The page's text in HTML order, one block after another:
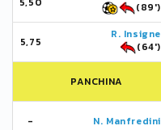
(89')
5,75
R. Insigne
(64')
PANCHINA
- N. Manfredini